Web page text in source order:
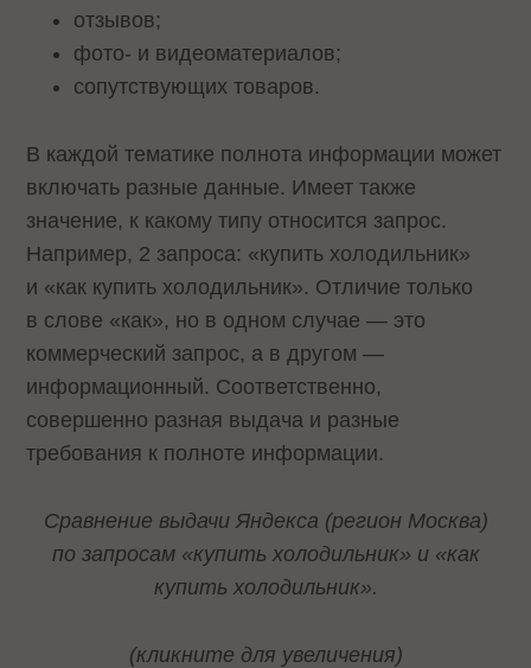
отзывов;
фото- и видеоматериалов;
сопутствующих товаров.
В каждой тематике полнота информации может
включать разные данные. Имеет также
значение, к какому типу относится запрос.
Например, 2 запроса: «купить холодильник»
и «как купить холодильник». Отличие только
в слове «как», но в одном случае — это
коммерческий запрос, а в другом —
информационный. Соответственно,
совершенно разная выдача и разные
требования к полноте информации.
Сравнение выдачи Яндекса (регион Москва)
по запросам «купить холодильник» и «как
купить холодильник».
(кликните для увеличения)